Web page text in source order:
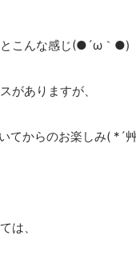
とこんな感じ(●´ω｀●)
がありますが、
てからのお楽しみ( *´
は、